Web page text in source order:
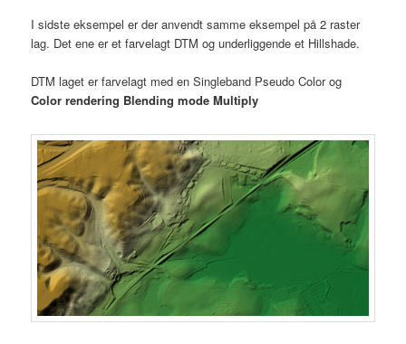
I sidste eksempel er der anvendt samme eksempel på 2 raster
lag. Det ene er et farvelagt DTM og underliggende et Hillshade.
DTM laget er farvelagt med en Singleband Pseudo Color og
Color rendering Blending mode Multiply